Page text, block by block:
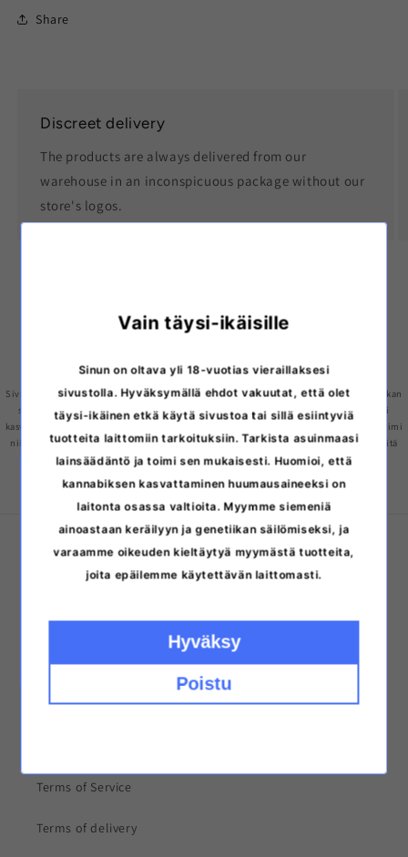
Share
Discreet delivery
The products are always delivered from our
warehouse in an inconspicuous package without our
store's logos.
Sivustollamme myytävät siemenet on tarkoitettu vain keräilytarkoitukseen ja genetiikan
säilömiseen. Jotkut maat saattavat rajoittaa kannabiksen siementen idättämistä tai
kasvattamista huumausaineen tuotantotarkoituksessa. Tarkista asuinvaltiosi lait ja toimi
niiden mukaisesti. Pidätämme oikeuden olla myymättä siemeniä, jos epäilemme niitä
käytettävän laittomiin tarkoituksiin.
About us
Contact us
Stores and opening hours
Frequently asked questions
Terms of Service
Terms of delivery
Vain täysi-ikäisille
Sinun on oltava yli 18-vuotias vieraillaksesi
sivustolla. Hyväksymällä ehdot vakuutat, että olet
täysi-ikäinen etkä käytä sivustoa tai sillä esiintyviä
tuotteita laittomiin tarkoituksiin. Tarkista asuinmaasi
lainsäädäntö ja toimi sen mukaisesti. Huomioi, että
kannabiksen kasvattaminen huumausaineeksi on
laitonta osassa valtioita. Myymme siemeniä
ainoastaan keräilyyn ja genetiikan säilömiseksi, ja
varaamme oikeuden kieltäytyä myymästä tuotteita,
joita epäilemme käytettävän laittomasti.
Hyväksy
Poistu